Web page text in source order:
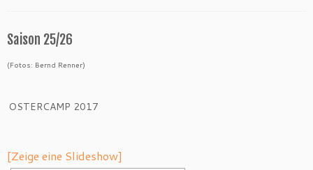
Saison 25/26
(Fotos: Bernd Renner)
OSTERCAMP 2017
[Zeige eine Slideshow]